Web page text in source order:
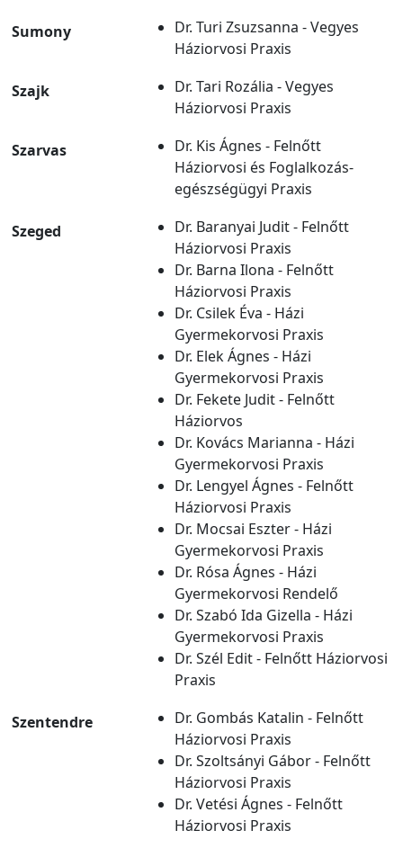
Sumony
Dr. Turi Zsuzsanna - Vegyes
Háziorvosi Praxis
Szajk
Dr. Tari Rozália - Vegyes
Háziorvosi Praxis
Szarvas
Dr. Kis Ágnes - Felnőtt
Háziorvosi és Foglalkozás-
egészségügyi Praxis
Szeged
Dr. Baranyai Judit - Felnőtt
Háziorvosi Praxis
Dr. Barna Ilona - Felnőtt
Háziorvosi Praxis
Dr. Csilek Éva - Házi
Gyermekorvosi Praxis
Dr. Elek Ágnes - Házi
Gyermekorvosi Praxis
Dr. Fekete Judit - Felnőtt
Háziorvos
Dr. Kovács Marianna - Házi
Gyermekorvosi Praxis
Dr. Lengyel Ágnes - Felnőtt
Háziorvosi Praxis
Dr. Mocsai Eszter - Házi
Gyermekorvosi Praxis
Dr. Rósa Ágnes - Házi
Gyermekorvosi Rendelő
Dr. Szabó Ida Gizella - Házi
Gyermekorvosi Praxis
Dr. Szél Edit - Felnőtt Háziorvosi
Praxis
Szentendre
Dr. Gombás Katalin - Felnőtt
Háziorvosi Praxis
Dr. Szoltsányi Gábor - Felnőtt
Háziorvosi Praxis
Dr. Vetési Ágnes - Felnőtt
Háziorvosi Praxis